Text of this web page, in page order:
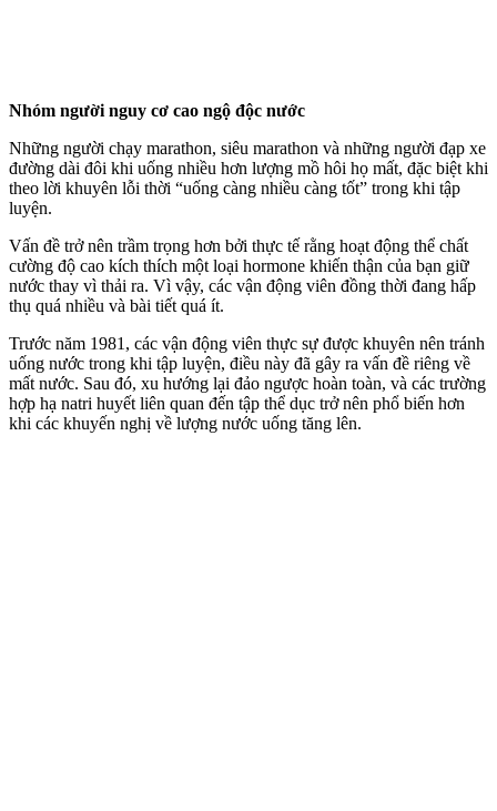
Nhóm người nguy cơ cao ngộ độc nước
Những người chạy marathon, siêu marathon và những người đạp xe
đường dài đôi khi uống nhiều hơn lượng mồ hôi họ mất, đặc biệt khi
theo lời khuyên lỗi thời “uống càng nhiều càng tốt” trong khi tập
luyện.
Vấn đề trở nên trầm trọng hơn bởi thực tế rằng hoạt động thể chất
cường độ cao kíc‌h thí‌ch một loại hormone khiến thận của bạn giữ
nước thay vì thải ra. Vì vậy, các vận động viên đồng thời đang hấp
thụ quá nhiều và bài tiết quá ít.
Trước năm 1981, các vận động viên thực sự được khuyên nên tránh
uống nước trong khi tập luyện, điều này đã gây ra vấn đề riêng về
mất nước. Sau đó, xu hướng lại đảo ngược hoàn toàn, và các trường
hợp hạ natri huyết liên quan đến tập thể dục trở nên phổ biến hơn
khi các khuyến nghị về lượng nước uống tăng lên.